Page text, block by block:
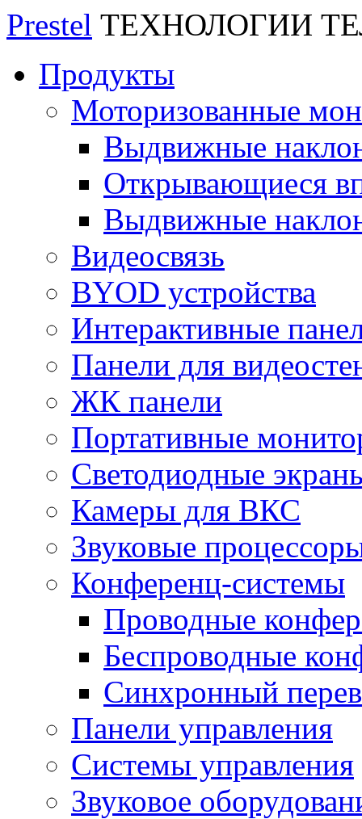
Prestel ТЕХНОЛОГИИ
Продукты
Моторизованные
Выдвижные
Открывающиеся
Выдвижные
Видеосвязь
BYOD устройства
Интерактивные
Панели для
ЖК панели
Портативные
Светодиодные
Камеры для ВКС
Звуковые
Конференц-системы
Проводные
Беспроводные
Синхронный
Панели управления
Системы управления
Звуковое